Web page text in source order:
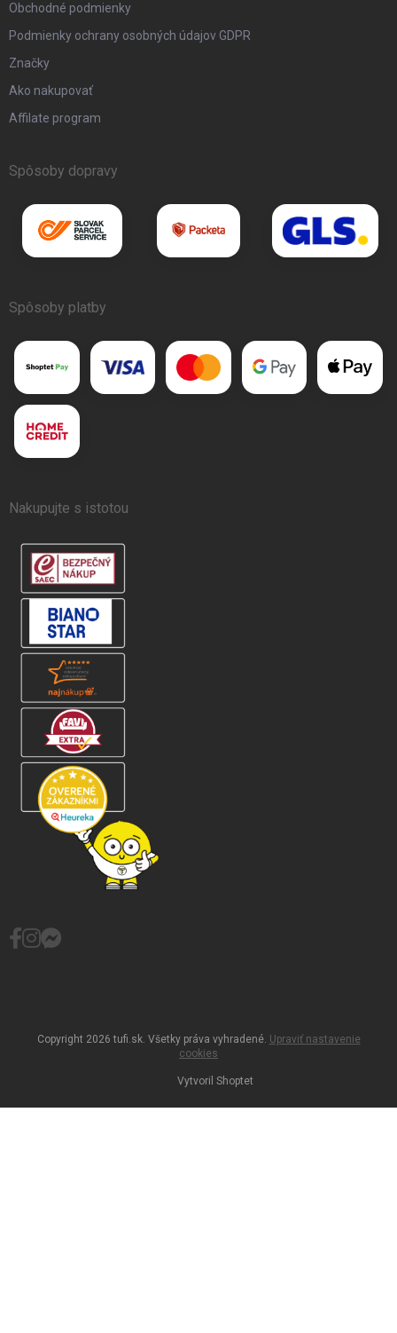
Obchodné podmienky
Podmienky ochrany osobných údajov GDPR
Značky
Ako nakupovať
Affilate program
Spôsoby dopravy
Spôsoby platby
Nakupujte s istotou
Vytvoril Shoptet
Copyright 2026tufi.sk. Všetky práva vyhradené. Upraviť nastavenie
cookies